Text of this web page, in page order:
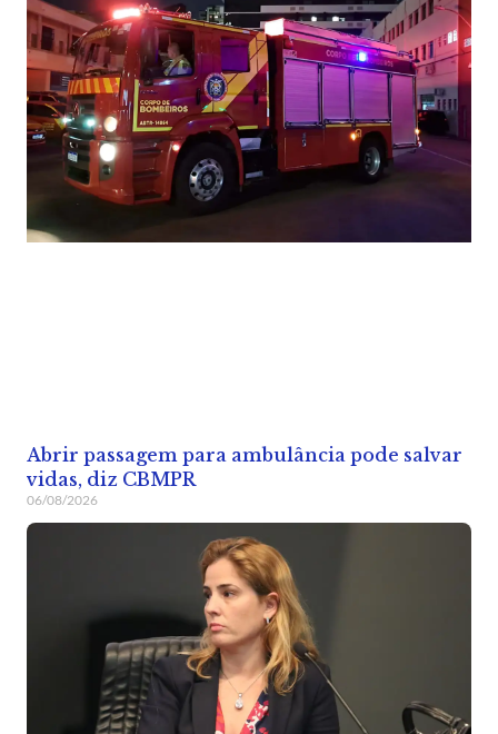
Abrir passagem para ambulância pode salvar
vidas, diz CBMPR
06/08/2026